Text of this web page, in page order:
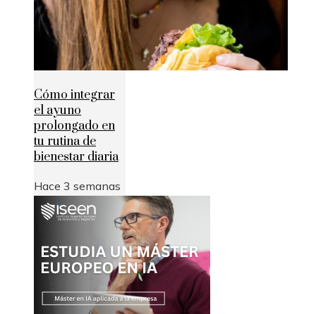
Cómo integrar
el ayuno
prolongado en
tu rutina de
bienestar diaria
Hace 3 semanas